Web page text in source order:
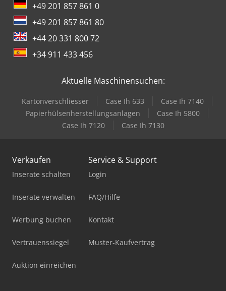
+49 201 857 861 0
+49 201 857 861 80
+44 20 331 800 72
+34 911 433 456
Aktuelle Maschinensuchen:
Kartonverschliesser Case Ih 633
Case Ih 7140
Papierhülsenherstellungsanlagen
Case Ih 5800
Case Ih 7120
Case Ih 7130
Verkaufen
Inserate schalten
Inserate verwalten
Werbung buchen
Vertrauenssiegel
Auktion einreichen
Service & Support
Login
FAQ/Hilfe
Kontakt
Muster-Kaufvertrag